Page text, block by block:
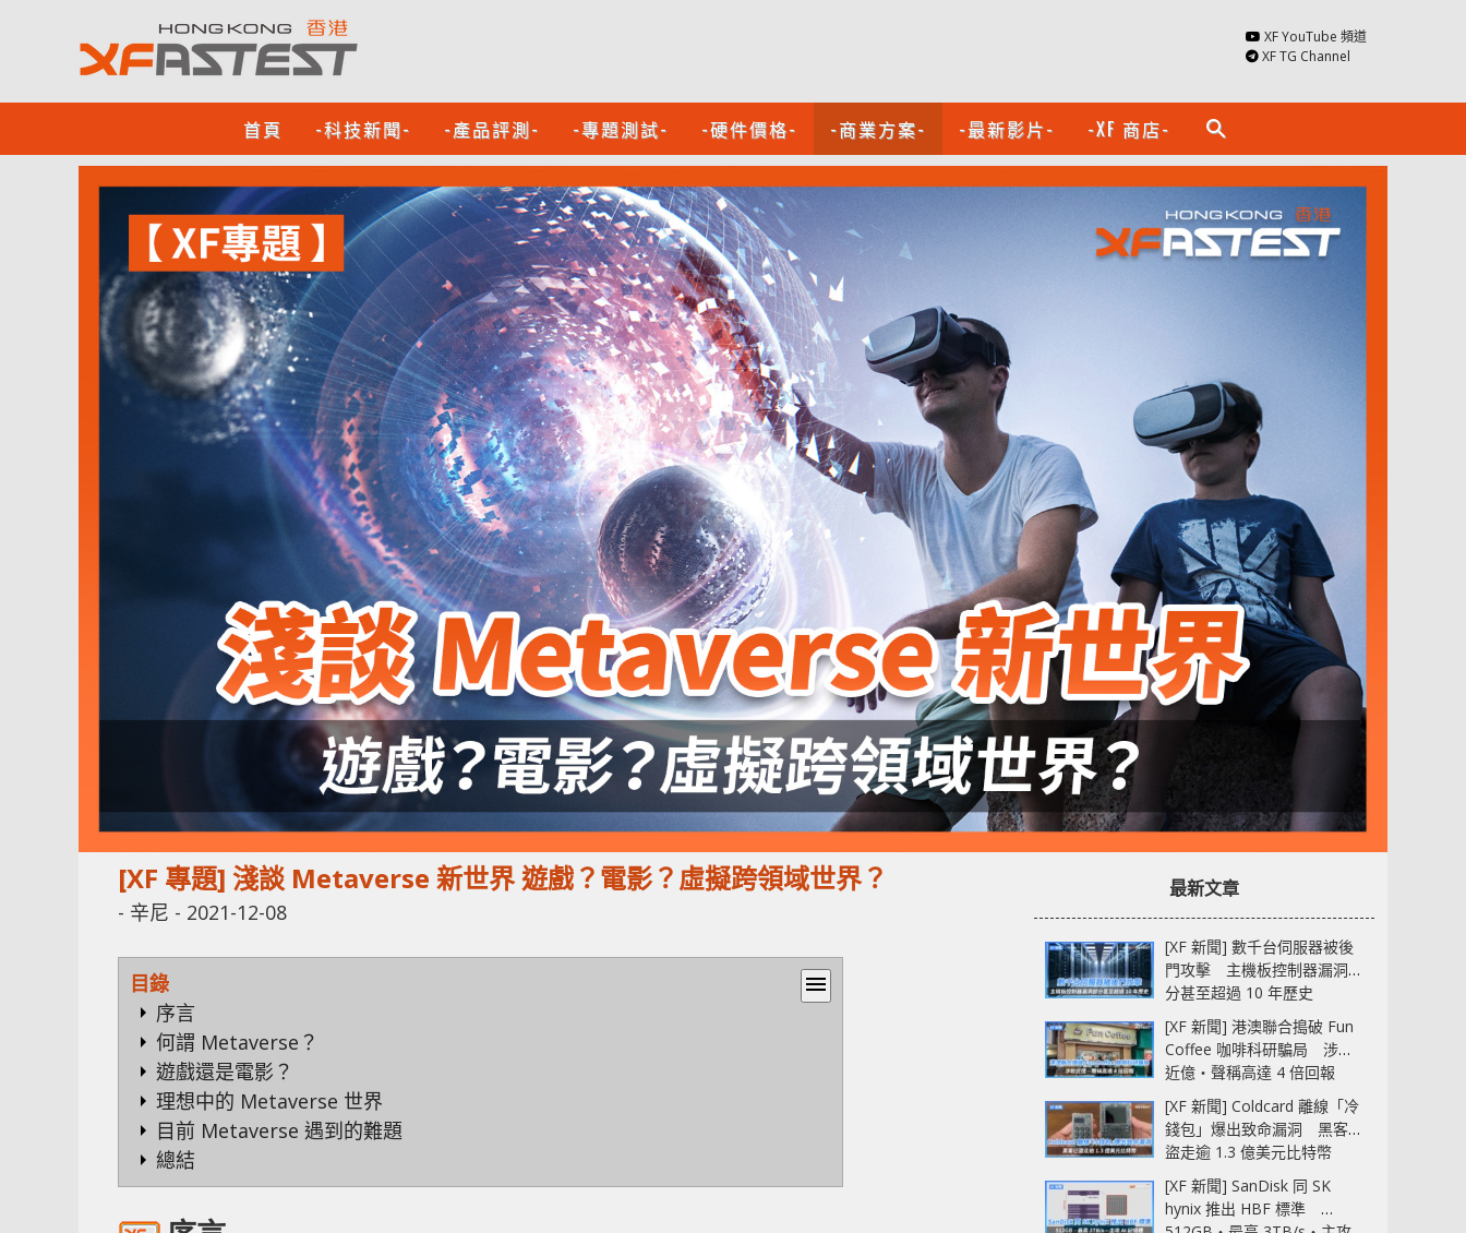
XF YouTube 頻道
XF TG Channel
首頁 -科技新聞- -產品評測- -專題測試- -硬件價格- -商業方案- -最新影片- -XF 商店- search
[XF 專題] 淺談 Metaverse 新世界 遊戲？電影？虛擬跨領域世界？
- 辛尼 - 2021-12-08
目錄
menu
序言
何謂 Metaverse？
遊戲還是電影？
理想中的 Metaverse 世界
目前 Metaverse 遇到的難題
總結
最新文章
[XF 新聞] 數千台伺服器被後
門攻擊 主機板控制器漏洞部
分甚至超過 10 年歷史
[XF 新聞] 港澳聯合搗破 Fun
Coffee 咖啡科研騙局 涉款
近億‧聲稱高達 4 倍回報
[XF 新聞] Coldcard 離線「冷
錢包」爆出致命漏洞 黑客已
盜走逾 1.3 億美元比特幣
[XF 新聞] SanDisk 同 SK
hynix 推出 HBF 標準